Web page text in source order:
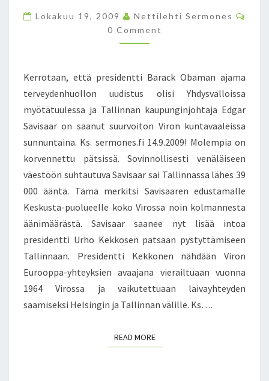
A
E
L
N
A
N
U
P
U
N
G
I
N
J
O
H
A
J
A
E
G
A
S
A
Lokakuu 19, 2009 Nettilehti Sermones
0 Comment
Kerrotaan, että presidentti Barack Obaman ajama
terveydenhuollon uudistus olisi Yhdysvalloissa
myötätuulessa ja Tallinnan kaupunginjohtaja Edgar
Savisaar on saanut suurvoiton Viron kuntavaaleissa
sunnuntaina. Ks. sermones.fi 14.9.2009! Molempia on
korvennettu pätsissä. Sovinnollisesti venäläiseen
väestöön suhtautuva Savisaar sai Tallinnassa lähes 39
000 ääntä. Tämä merkitsi Savisaaren edustamalle
Keskusta-puolueelle koko Virossa noin kolmannesta
äänimäärästä. Savisaar saanee nyt lisää intoa
presidentti Urho Kekkosen patsaan pystyttämiseen
Tallinnaan. Presidentti Kekkonen nähdään Viron
Eurooppa-yhteyksien avaajana vierailtuaan vuonna
1964 Virossa ja vaikutettuaan laivayhteyden
saamiseksi Helsingin ja Tallinnan välille. Ks….
READ MOREREAD MORE